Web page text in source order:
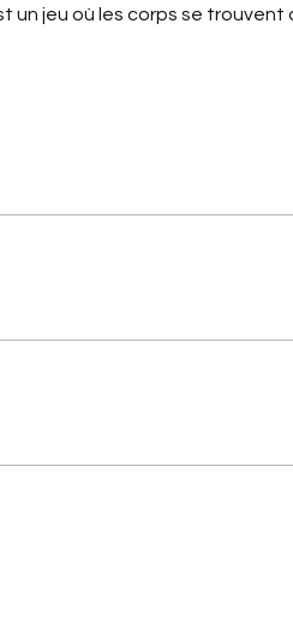
un jeu où les corps se trouvent